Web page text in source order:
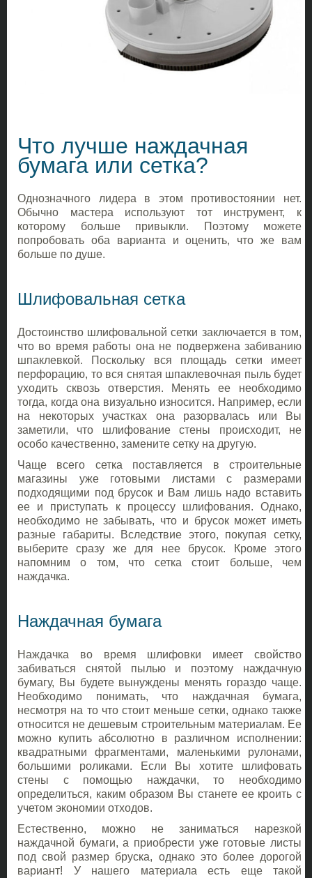
Что лучше наждачная
бумага или сетка?
Однозначного лидера в этом противостоянии нет.
Обычно мастера используют тот инструмент, к
которому больше привыкли. Поэтому можете
попробовать оба варианта и оценить, что же вам
больше по душе.
Шлифовальная сетка
Достоинство шлифовальной сетки заключается в том,
что во время работы она не подвержена забиванию
шпаклевкой. Поскольку вся площадь сетки имеет
перфорацию, то вся снятая шпаклевочная пыль будет
уходить сквозь отверстия. Менять ее необходимо
тогда, когда она визуально износится. Например, если
на некоторых участках она разорвалась или Вы
заметили, что шлифование стены происходит, не
особо качественно, замените сетку на другую.
Чаще всего сетка поставляется в строительные
магазины уже готовыми листами с размерами
подходящими под брусок и Вам лишь надо вставить
ее и приступать к процессу шлифования. Однако,
необходимо не забывать, что и брусок может иметь
разные габариты. Вследствие этого, покупая сетку,
выберите сразу же для нее брусок. Кроме этого
напомним о том, что сетка стоит больше, чем
наждачка.
Наждачная бумага
Наждачка во время шлифовки имеет свойство
забиваться снятой пылью и поэтому наждачную
бумагу, Вы будете вынуждены менять гораздо чаще.
Необходимо понимать, что наждачная бумага,
несмотря на то что стоит меньше сетки, однако также
относится не дешевым строительным материалам. Ее
можно купить абсолютно в различном исполнении:
квадратными фрагментами, маленькими рулонами,
большими роликами. Если Вы хотите шлифовать
стены с помощью наждачки, то необходимо
определиться, каким образом Вы станете ее кроить с
учетом экономии отходов.
Естественно, можно не заниматься нарезкой
наждачной бумаги, а приобрести уже готовые листы
под свой размер бруска, однако это более дорогой
вариант! У нашего материала есть еще такой